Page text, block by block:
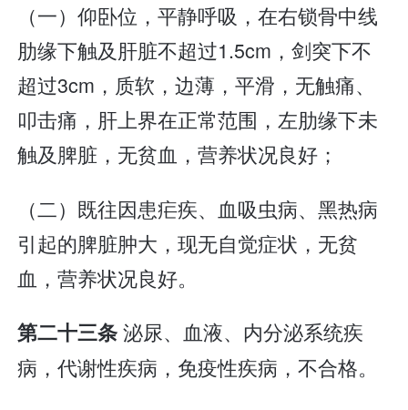
（一）仰卧位，平静呼吸，在右锁骨中线
肋缘下触及肝脏不超过1.5cm，剑突下不
超过3cm，质软，边薄，平滑，无触痛、
叩击痛，肝上界在正常范围，左肋缘下未
触及脾脏，无贫血，营养状况良好；
（二）既往因患疟疾、血吸虫病、黑热病
引起的脾脏肿大，现无自觉症状，无贫
血，营养状况良好。
第二十三条泌尿、血液、内分泌系统疾
病，代谢性疾病，免疫性疾病，不合格。